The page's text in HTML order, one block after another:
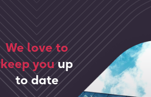
We love to
keep youup
to date